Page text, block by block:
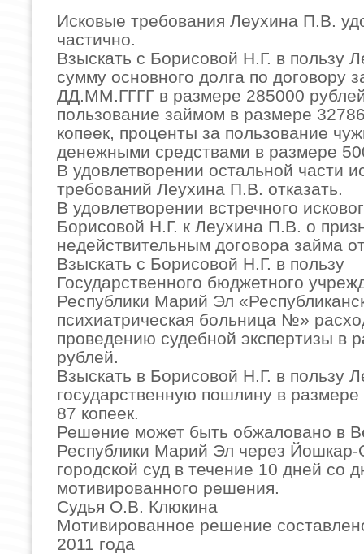
Исковые требования Леухина П.В.
частично.
Взыскать с Борисовой Н.Г. в пользу
сумму основного долга по договору
ДД.ММ.ГГГГ в размере 285000
пользование займом в размере
копеек, проценты за пользование
денежными средствами в размере
В удовлетворении остальной части
требований Леухина П.В. отказать.
В удовлетворении встречного
Борисовой Н.Г. к Леухина П.В. о
недействительным договора займа
Взыскать с Борисовой Н.Г. в пользу
Государственного бюджетного
Республики Марий Эл
психиатрическая больница №»
проведению судебной экспертизы в
рублей.
Взыскать в Борисовой Н.Г. в пользу
государственную пошлину в
87 копеек.
Решение может быть обжаловано в
Республики Марий Эл через Йошкар-
городской суд в течение 10 дней со
мотивированного решения.
Судья О.В. Клюкина
Мотивированное решение
2011 года